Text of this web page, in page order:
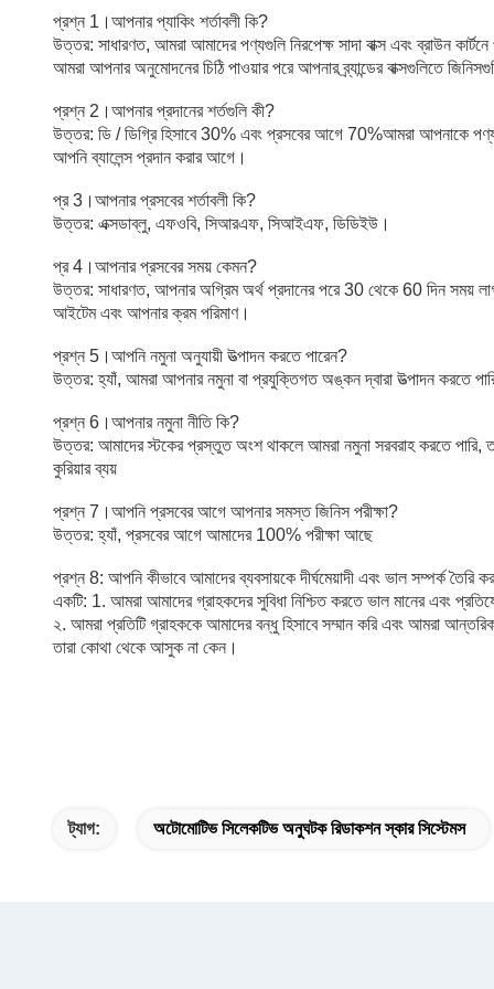
প্রশ্ন 1।আপনার প্যাকিং শর্তাবলী কি?
উত্তর: সাধারণত, আমরা আমাদের পণ্যগুলি নিরপেক্ষ সাদা বাক্স এবং ব্রাউন
আমরা আপনার অনুমোদনের চিঠি পাওয়ার পরে আপনার ব্র্যান্ডের বাক্সগুলিতে
প্রশ্ন 2।আপনার প্রদানের শর্তগুলি কী?
উত্তর: ডি / ডিগ্রি হিসাবে 30% এবং প্রসবের আগে 70%আমরা আপনাকে
আপনি ব্যালেন্স প্রদান করার আগে।
প্র 3।আপনার প্রসবের শর্তাবলী কি?
উত্তর: এক্সডাব্লু, এফওবি, সিআরএফ, সিআইএফ, ডিডিইউ।
প্র 4।আপনার প্রসবের সময় কেমন?
উত্তর: সাধারণত, আপনার অগ্রিম অর্থ প্রদানের পরে 30 থেকে 60 দিন সময়
আইটেম এবং আপনার ক্রম পরিমাণ।
প্রশ্ন 5।আপনি নমুনা অনুযায়ী উত্পাদন করতে পারেন?
উত্তর: হ্যাঁ, আমরা আপনার নমুনা বা প্রযুক্তিগত অঙ্কন দ্বারা উত্পাদন করতে
প্রশ্ন 6।আপনার নমুনা নীতি কি?
উত্তর: আমাদের স্টকের প্রস্তুত অংশ থাকলে আমরা নমুনা সরবরাহ করতে পারি,
কুরিয়ার ব্যয়
প্রশ্ন 7।আপনি প্রসবের আগে আপনার সমস্ত জিনিস পরীক্ষা?
উত্তর: হ্যাঁ, প্রসবের আগে আমাদের 100% পরীক্ষা আছে
প্রশ্ন 8: আপনি কীভাবে আমাদের ব্যবসায়কে দীর্ঘমেয়াদী এবং ভাল সম্পর্ক তৈরি
একটি: 1. আমরা আমাদের গ্রাহকদের সুবিধা নিশ্চিত করতে ভাল মানের এবং
২. আমরা প্রতিটি গ্রাহককে আমাদের বন্ধু হিসাবে সম্মান করি এবং আমরা
তারা কোথা থেকে আসুক না কেন।
ট্যাগ: অটোমোটিভ সিলেকটিভ অনুঘটক রিডাকশন স্কার সিস্টেমস